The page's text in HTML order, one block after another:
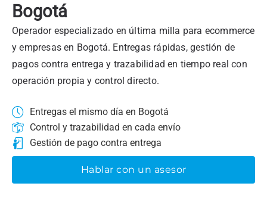
Bogotá
Operador especializado en última milla para ecommerce
y empresas en Bogotá. Entregas rápidas, gestión de
pagos contra entrega y trazabilidad en tiempo real con
operación propia y control directo.
Entregas el mismo día en Bogotá
Control y trazabilidad en cada envío
Gestión de pago contra entrega
Hablar con un asesor